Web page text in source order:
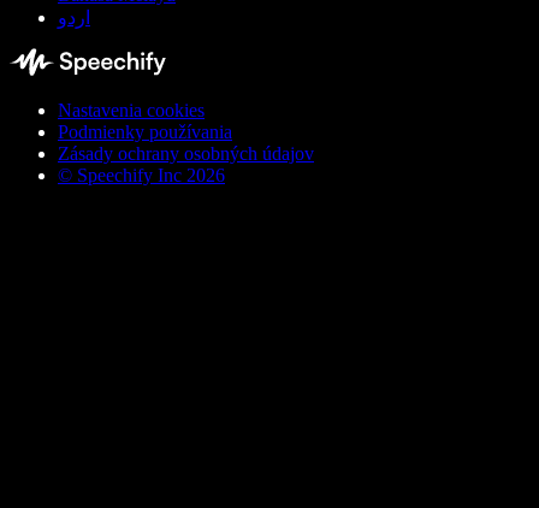
اردو
Nastavenia cookies
Podmienky používania
Zásady ochrany osobných údajov
© Speechify Inc 2026